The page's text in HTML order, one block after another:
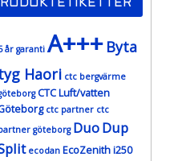
år garanti A+++ Byta
Haori ctc bergvärme
CTC Luft/vatten
ctc partner ctc
göteborg DuoDup
ecodan EcoZenith i250